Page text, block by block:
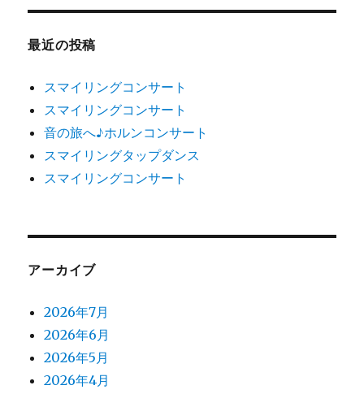
象:
最近の投稿
スマイリングコンサート
スマイリングコンサート
音の旅へ♪ホルンコンサート
スマイリングタップダンス
スマイリングコンサート
アーカイブ
2026年7月
2026年6月
2026年5月
2026年4月